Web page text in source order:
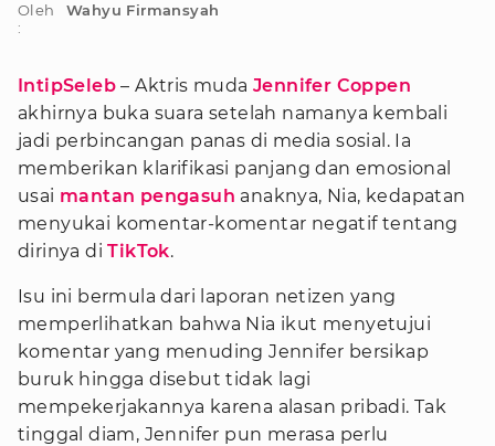
Oleh
:
Wahyu Firmansyah
IntipSeleb – Aktris muda Jennifer Coppen
akhirnya buka suara setelah namanya kembali
jadi perbincangan panas di media sosial. Ia
memberikan klarifikasi panjang dan emosional
usai mantan pengasuh anaknya, Nia, kedapatan
menyukai komentar-komentar negatif tentang
dirinya diTikTok.
Isu ini bermula dari laporan netizen yang
memperlihatkan bahwa Nia ikut menyetujui
komentar yang menuding Jennifer bersikap
buruk hingga disebut tidak lagi
mempekerjakannya karena alasan pribadi. Tak
tinggal diam, Jennifer pun merasa perlu